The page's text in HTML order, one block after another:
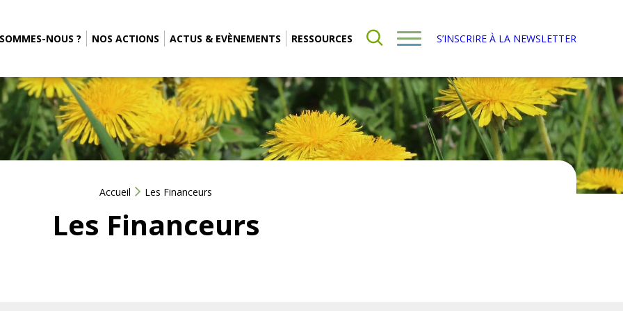
NOUS ? NOS ACTIONS ACTUS & EVÈNEMENTS RESSOURCES S’INSCRIRE À LA NEWSLETTER
Accueil Les Financeurs
Les Financeurs